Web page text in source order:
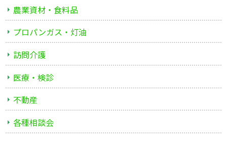
農業資材・食料品
プロパンガス・灯油
訪問介護
医療・検診
不動産
各種相談会